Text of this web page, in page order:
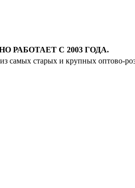
РАБОТАЕТ С 2003 ГОДА.
самых старых и крупных оптово-